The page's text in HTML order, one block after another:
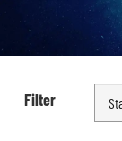
Filter